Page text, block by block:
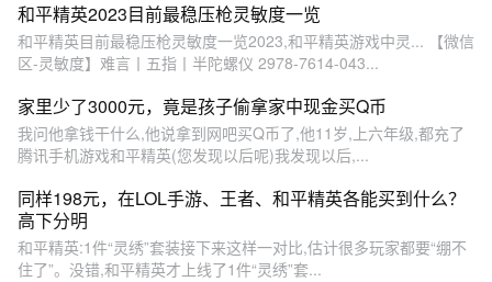
和平精英2023目前最稳压枪灵敏度一览
和平精英目前最稳压枪灵敏度一览2023,和平精英游戏中灵... 【微信
区-灵敏度】难言丨五指丨半陀螺仪 2978-7614-043...
家里少了3000元，竟是孩子偷拿家中现金买Q币
我问他拿钱干什么,他说拿到网吧买Q币了,他11岁,上六年级,都充了
腾讯手机游戏和平精英(您发现以后呢)我发现以后,...
同样198元，在LOL手游、王者、和平精英各能买到什么？
高下分明
和平精英:1件“灵绣”套装接下来这样一对比,估计很多玩家都要“绷不
住了”。没错,和平精英才上线了1件“灵绣”套...